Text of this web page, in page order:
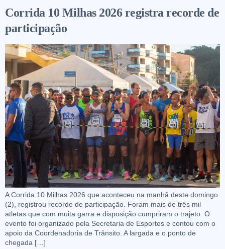
Corrida 10 Milhas 2026 registra recorde de
participação
A Corrida 10 Milhas 2026 que aconteceu na manhã deste domingo
(2), registrou recorde de participação. Foram mais de três mil
atletas que com muita garra e disposição cumpriram o trajeto. O
evento foi organizado pela Secretaria de Esportes e contou com o
apoio da Coordenadoria de Trânsito. A largada e o ponto de
chegada […]